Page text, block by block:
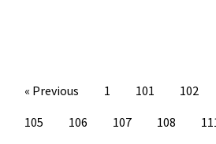
« Previous 1 101 102
105
106 107 108